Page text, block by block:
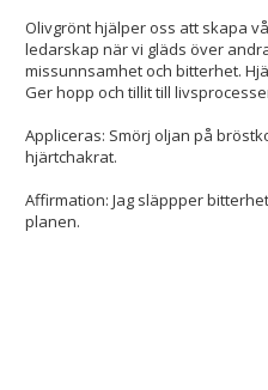
Olivgrönt hjälper oss att skapa
ledarskap när vi gläds över
missunnsamhet och bitterhet.
Ger hopp och tillit till
Appliceras: Smörj oljan på
hjärtchakrat.
Affirmation: Jag släppper
planen.